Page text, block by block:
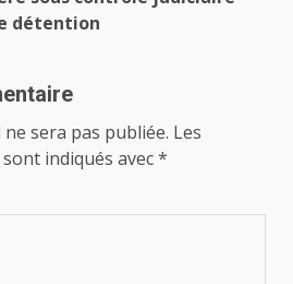
détention
sera pas publiée. Les
indiqués avec*